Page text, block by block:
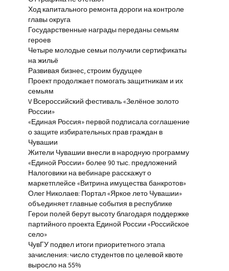
Ход капитального ремонта дороги на контроле
главы округа
Государственные награды переданы семьям
героев
Четыре молодые семьи получили сертификаты
на жильё
Развивая бизнес, строим будущее
Проект продолжает помогать защитникам и их
семьям
V Всероссийский фестиваль «Зелёное золото
России»
«Единая Россия» первой подписала соглашение
о защите избирательных прав граждан в
Чувашии
Жители Чувашии внесли в народную программу
«Единой России» более 90 тыс. предложений
Налоговики на вебинаре расскажут о
маркетплейсе «Витрина имущества банкротов»
Олег Николаев: Портал «Яркое лето Чувашии»
объединяет главные события в республике
Герои полей берут высоту благодаря поддержке
партийного проекта Единой России «Российское
село»
ЧувГУ подвел итоги приоритетного этапа
зачисления: число студентов по целевой квоте
выросло на 55%